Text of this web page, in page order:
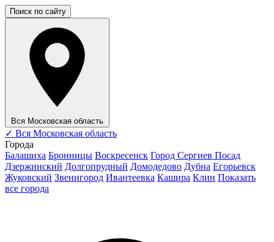
Поиск по сайту
Вся Московская область
✓ Вся Московская область
Города
Балашиха Бронницы Воскресенск Город Сергиев Посад
Дзержинский Долгопрудный Домодедово Дубна Егорьевск
Жуковский Звенигород Ивантеевка Кашира Клин Показать
все города